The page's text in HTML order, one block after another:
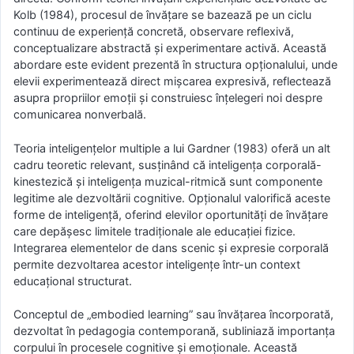
Kolb (1984), procesul de învățare se bazează pe un ciclu
continuu de experiență concretă, observare reflexivă,
conceptualizare abstractă și experimentare activă. Această
abordare este evident prezentă în structura opționalului, unde
elevii experimentează direct mișcarea expresivă, reflectează
asupra propriilor emoții și construiesc înțelegeri noi despre
comunicarea nonverbală.
Teoria inteligențelor multiple a lui Gardner (1983) oferă un alt
cadru teoretic relevant, susținând că inteligența corporală-
kinestezică și inteligența muzical-ritmică sunt componente
legitime ale dezvoltării cognitive. Opționalul valorifică aceste
forme de inteligență, oferind elevilor oportunități de învățare
care depășesc limitele tradiționale ale educației fizice.
Integrarea elementelor de dans scenic și expresie corporală
permite dezvoltarea acestor inteligențe într-un context
educațional structurat.
Conceptul de „embodied learning” sau învățarea încorporată,
dezvoltat în pedagogia contemporană, subliniază importanța
corpului în procesele cognitive și emoționale. Această